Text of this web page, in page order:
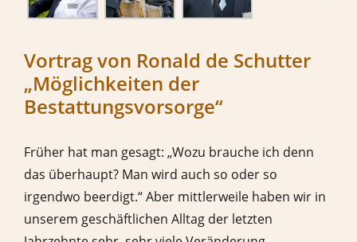
Vortrag von Ronald de Schutter
„Möglichkeiten der
Bestattungsvorsorge“
Früher hat man gesagt: „Wozu brauche ich denn
das überhaupt? Man wird auch so oder so
irgendwo beerdigt.“ Aber mittlerweile haben wir in
unserem geschäftlichen Alltag der letzten